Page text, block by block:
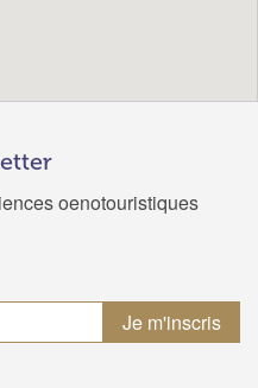
oenotouristiques